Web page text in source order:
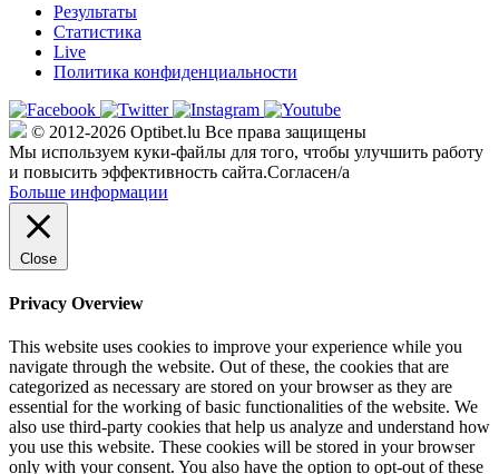
Результаты
Статистика
Live
Политика конфиденциальности
© 2012-2026 Optibet.lu Все права защищены
Мы используем куки-файлы для того, чтобы улучшить работу
и повысить эффективность сайта.Согласен/а
Больше информации
Close
Privacy Overview
This website uses cookies to improve your experience while you
navigate through the website. Out of these, the cookies that are
categorized as necessary are stored on your browser as they are
essential for the working of basic functionalities of the website. We
also use third-party cookies that help us analyze and understand how
you use this website. These cookies will be stored in your browser
only with your consent. You also have the option to opt-out of these